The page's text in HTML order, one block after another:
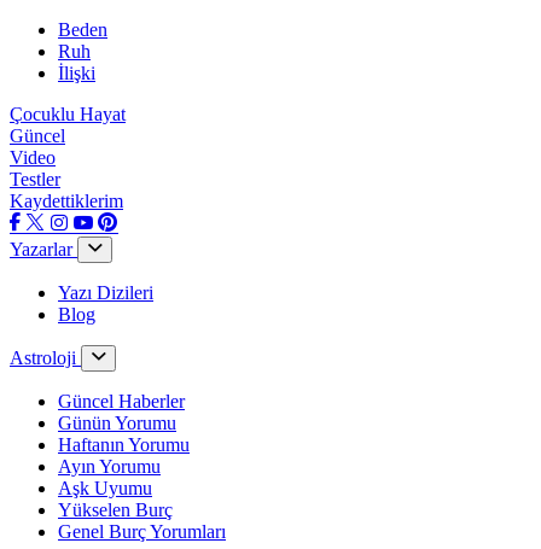
Beden
Ruh
İlişki
Çocuklu Hayat
Güncel
Video
Testler
Kaydettiklerim
Yazarlar
Yazı Dizileri
Blog
Astroloji
Güncel Haberler
Günün Yorumu
Haftanın Yorumu
Ayın Yorumu
Aşk Uyumu
Yükselen Burç
Genel Burç Yorumları